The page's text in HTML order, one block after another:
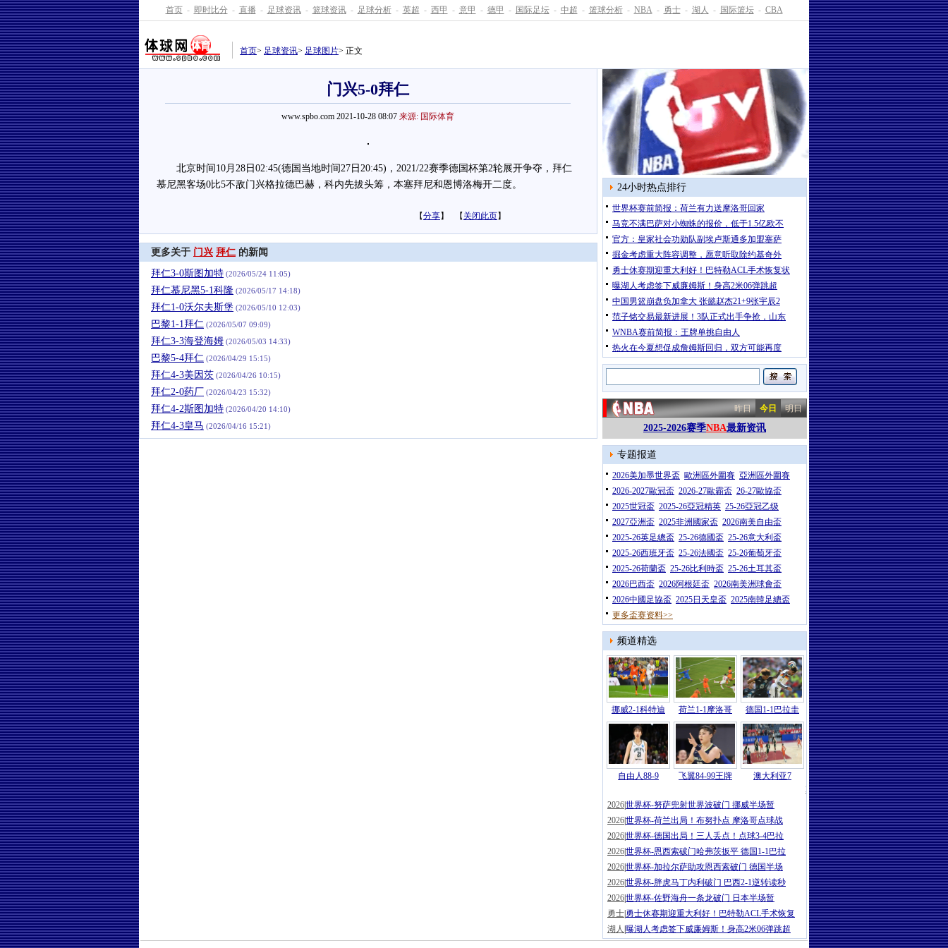
首页 - 即时比分 - 直播 - 足球资讯 - 篮球资讯 - 足球分析 - 英超 - 西甲 - 意甲 - 德甲 - 国际足坛 - 中超 - 篮球分析 - NBA - 勇士 - 湖人 - 国际篮坛 - CBA
首页> 足球资讯> 足球图片> 正文
门兴5-0拜仁
www.spbo.com 2021-10-28 08:07 来源: 国际体育
北京时间10月28日02:45(德国当地时间27日20:45)，2021/22赛季德国杯第2轮展开争夺，拜仁
慕尼黑客场0比5不敌门兴格拉德巴赫，科内先拔头筹，本塞拜尼和恩博洛梅开二度。
【分享】 【 关闭此页】
更多关于 门兴 拜仁的新闻
拜仁3-0斯图加特 (2026/05/24 11:05)
拜仁慕尼黑5-1科隆 (2026/05/17 14:18)
拜仁1-0沃尔夫斯堡 (2026/05/10 12:03)
巴黎1-1拜仁 (2026/05/07 09:09)
拜仁3-3海登海姆 (2026/05/03 14:33)
巴黎5-4拜仁 (2026/04/29 15:15)
拜仁4-3美因茨 (2026/04/26 10:15)
拜仁2-0药厂 (2026/04/23 15:32)
拜仁4-2斯图加特 (2026/04/20 14:10)
拜仁4-3皇马 (2026/04/16 15:21)
24小时热点排行
世界杯赛前简报：荷兰有力送摩洛哥回家
马竞不满巴萨对小蜘蛛的报价，低于1.5亿欧不
官方：皇家社会功勋队副埃卢斯通多加盟塞萨
掘金考虑重大阵容调整，愿意听取除约基奇外
勇士休赛期迎重大利好！巴特勒ACL手术恢复状
曝湖人考虑签下威廉姆斯！身高2米06弹跳超
中国男篮崩盘负加拿大 张懿赵杰21+9张宇辰2
范子铭交易最新进展！3队正式出手争抢，山东
WNBA赛前简报：王牌单挑自由人
热火在今夏想促成詹姆斯回归，双方可能再度
昨日 今日 明日
2025-2026赛季NBA最新资讯
专题报道
2026美加墨世界盃 歐洲區外圍賽 亞洲區外圍賽
2026-2027歐冠盃 2026-27歐霸盃 26-27歐協盃
2025世冠盃 2025-26亞冠精英 25-26亞冠乙级
2027亞洲盃 2025非洲國家盃 2026南美自由盃
2025-26英足總盃 25-26德國盃 25-26意大利盃
2025-26西班牙盃 25-26法國盃 25-26葡萄牙盃
2025-26荷蘭盃 25-26比利時盃 25-26土耳其盃
2026巴西盃 2026阿根廷盃 2026南美洲球會盃
2026中國足協盃 2025日天皇盃 2025南韓足總盃
更多盃赛资料>>
频道精选
挪威2-1科特迪 荷兰1-1摩洛哥 德国1-1巴拉圭
自由人88-9 飞翼84-99王牌
澳大利亚7
2026 |世界杯-哈兰德86分绝杀努萨世界
2026世界杯-努萨兜射世界波破门 挪威半场暂
2026世界杯-荷兰出局！布努扑点 摩洛哥点球战
2026世界杯-德国出局！三人丢点！点球3-4巴拉
2026世界杯-恩西索破门哈弗茨扳平 德国1-1巴拉
2026世界杯-加拉尔萨助攻恩西索破门 德国半场
2026世界杯-胖虎马丁内利破门 巴西2-1逆转读秒
2026世界杯-佐野海舟一条龙破门 日本半场暂
勇士 勇士休赛期迎重大利好！巴特勒ACL手术恢复
湖人 曝湖人考虑签下威廉姆斯！身高2米06弹跳超